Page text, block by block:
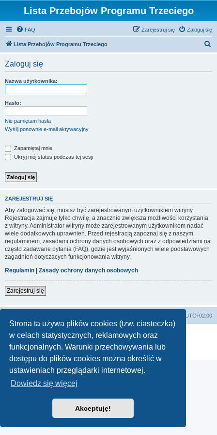
Strona ta używa plików cookies (tzw. ciasteczka)
w celach statystycznych, reklamowych oraz
funkcjonalnych. Warunki przechowywania lub
dostępu do plików cookies można określić w
ustawieniach przeglądarki internetowej.
Dowiedz się więcej
Akceptuję!
Lista Przebojów Programu Trzeciego
FAQ Zaloguj się
Zarejestruj się
Lista Przebojów Programu Trzeciego
Zaloguj się
Nazwa użytkownika:
Hasło:
Nie pamiętam hasła
Wyślij ponownie e-mail aktywacyjny
Zapamiętaj mnie
Ukryj mój status podczas tej sesji
ZAREJESTRUJ SIĘ
Aby zalogować się, musisz być zarejestrowanym użytkownikiem witryny.
Rejestracja zajmuje tylko chwilę, a znacznie zwiększa możliwości korzystania
z witryny. Administrator witryny może zarejestrowanym użytkownikom nadać
wiele dodatkowych uprawnień. Przed rejestracją zapoznaj się z naszym
regulaminem, zasadami ochrony danych osobowych oraz z odpowiedziami na
często zadawane pytania (FAQ), gdzie jest wyjaśnionych wiele podstawowych
zagadnień dotyczących funkcjonowania witryny.
Regulamin | Zasady ochrony danych osobowych
Zarejestruj się
UTC+02:00
Technologię dostarczaphpBB ® Forum Software © phpBB Limited
Zasady ochrony danych osobowych|Regulamin